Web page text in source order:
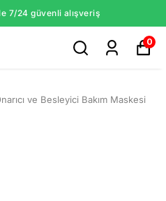
7/24 güvenli alışveriş
0
ve Besleyici Bakım Maskesi